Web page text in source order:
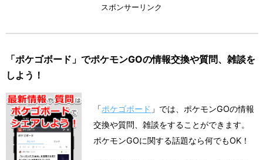
スポンサーリンク
「ポケゴボード」でポケモンGOの情報交換や質問、雑談を
しよう！
「ポケゴボード 」では、ポケモンGOの情報
交換や質問、雑談をすることができます。
ポケモンGOに関する話題なら何でもOK！